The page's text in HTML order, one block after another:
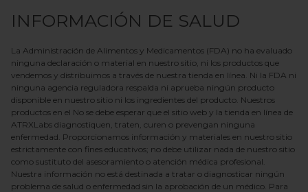
INFORMACIÓN DE SALUD
La Administración de Alimentos y Medicamentos (FDA) no ha evaluado
ninguna declaración o material en nuestro sitio, ni los productos que
vendemos y distribuimos a través de nuestra tienda en línea. Ni la FDA ni
ninguna agencia reguladora respalda ni aprueba ningún producto
disponible en nuestro sitio ni los ingredientes del producto. Nuestros
productos en el No se debe esperar que el sitio web y la tienda en línea de
ATRXLabs diagnostiquen, traten, curen o prevengan ninguna
enfermedad. Proporcionamos información y materiales en nuestro sitio
estrictamente con fines educativos; no debe utilizar nada de nuestro sitio
como sustituto del asesoramiento o atención médica profesional.
Nuestra información no está destinada a tratar o diagnosticar ningún
problema de salud o enfermedad sin la aprobación de un médico. Para